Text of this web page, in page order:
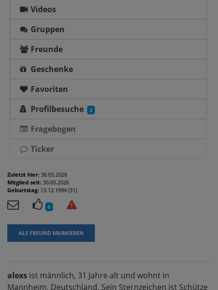
Videos
Gruppen
Freunde
Geschenke
Favoriten
Profilbesuche
3
Fragebogen
Ticker
Zuletzt hier: 30.05.2026
Mitglied seit: 30.05.2026
Geburtstag: 13.12.1994 (31)
0
ALS FREUND MARKIEREN
alexs ist männlich, 31 Jahre alt und wohnt in
Mannheim, Deutschland. Sein Sternzeichen ist Schütze